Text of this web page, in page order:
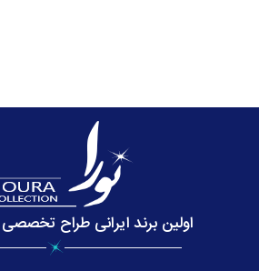
اولین برند ایرانی طراح